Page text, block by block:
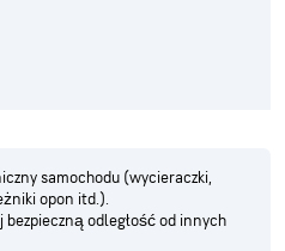
samochodu (wycieraczki,
opon itd.).
odległość od innych